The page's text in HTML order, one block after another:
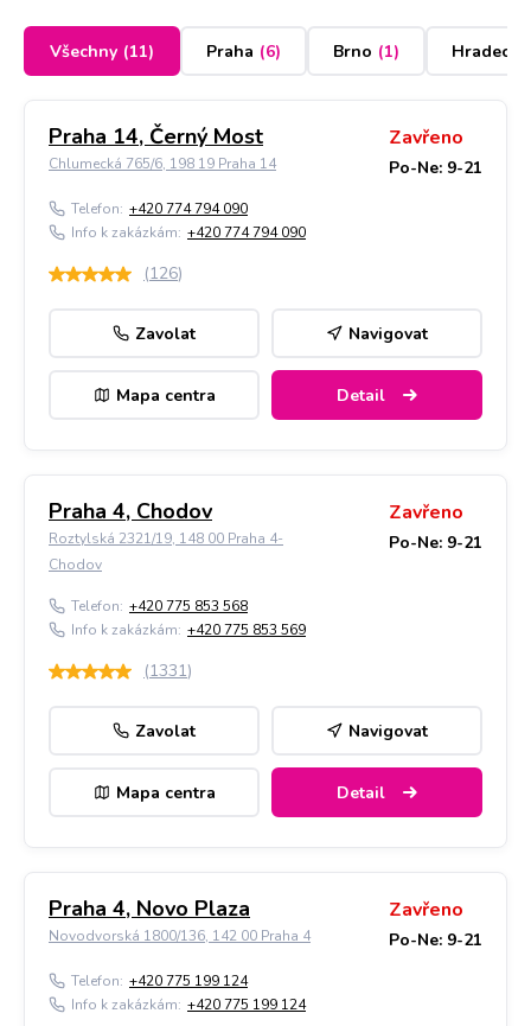
Všechny (11) Praha (6) Brno (1) Hradec
Praha 14, Černý Most
Chlumecká 765/6, 198 19 Praha 14
Zavřeno
Po-Ne: 9-21
Telefon: +420 774 794 090
Info k zakázkám: +420 774 794 090
(126)
Zavolat Navigovat
Mapa centra Detail
Praha 4, Chodov
Roztylská 2321/19, 148 00 Praha 4-
Chodov
Zavřeno
Po-Ne: 9-21
Telefon: +420 775 853 568
Info k zakázkám: +420 775 853 569
(1331)
Zavolat Navigovat
Mapa centra Detail
Praha 4, Novo Plaza
Novodvorská 1800/136, 142 00 Praha 4
Zavřeno
Po-Ne: 9-21
Telefon: +420 775 199 124
Info k zakázkám: +420 775 199 124